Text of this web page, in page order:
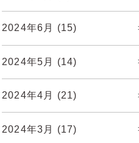
2024年6月 (15)
2024年5月 (14)
2024年4月 (21)
2024年3月 (17)